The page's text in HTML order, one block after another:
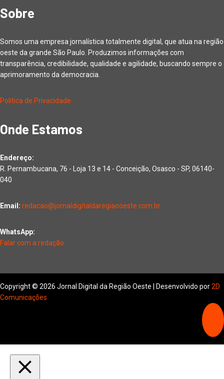
Sobre
Somos uma empresa jornalística totalmente digital, que atua na região
oeste da grande São Paulo. Produzimos informações com
transparência, credibilidade, qualidade e agilidade, buscando sempre o
aprimoramento da democracia.
Política de Privacidade
Onde Estamos
Endereço:
R. Pernambucana, 76 - Loja 13 e 14 - Conceição, Osasco - SP, 06140-
040
Email: redacao@jornaldigitaldaregiaooeste.com.br
WhatsApp:
Falar com a redação
Copyright © 2026 Jornal Digital da Região Oeste | Desenvolvido por2D
Comunicações